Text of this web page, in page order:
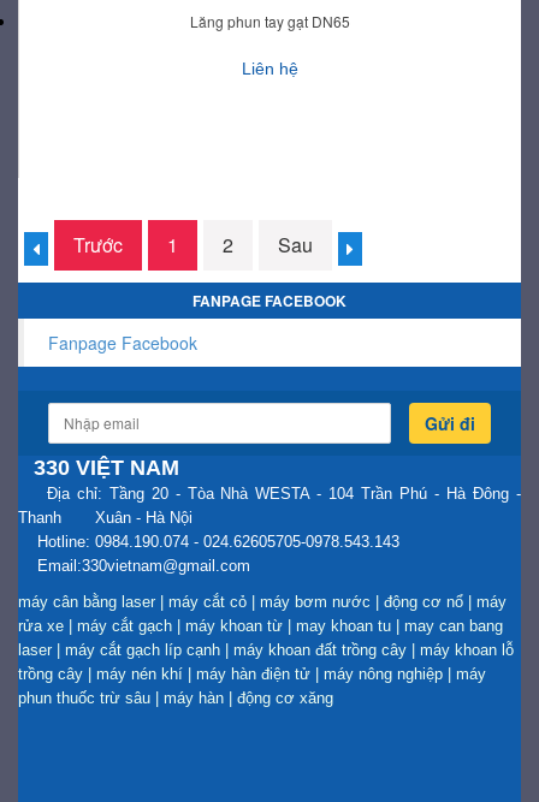
Lăng phun tay gạt DN65
Liên hệ
Trước 1 2 Sau
FANPAGE FACEBOOK
Fanpage Facebook
Gửi đi
330 VIỆT NAM
Địa chỉ: Tầng 20 - Tòa Nhà WESTA - 104 Trần Phú - Hà Đông -
Thanh Xuân - Hà Nội
Hotline: 0984.190.074 - 024.62605705-0978.543.143
Email:330vietnam@gmail.com
máy cân bằng laser | máy cắt cỏ | máy bơm nước | động cơ nổ | máy
rửa xe | máy cắt gạch | máy khoan từ | may khoan tu | may can bang
laser | máy cắt gạch líp cạnh | máy khoan đất trồng cây | máy khoan lỗ
trồng cây | máy nén khí | máy hàn điện tử | máy nông nghiệp | máy
phun thuốc trừ sâu | máy hàn | động cơ xăng